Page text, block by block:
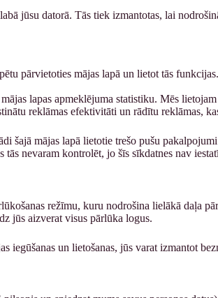
jūsu datorā. Tās tiek izmantotas, lai
pārvietoties mājas lapā un lietot tās
lapas apmeklējuma statistiku. Mēs
reklāmas efektivitāti un rādītu reklāmas,
šajā mājas lapā lietotie trešo pušu
nevaram kontrolēt, jo šīs sīkdatnes nav
režīmu, kuru nodrošina lielākā daļa
jūs aizverat visus pārlūka logus.
iegūšanas un lietošanas, jūs varat izmantot